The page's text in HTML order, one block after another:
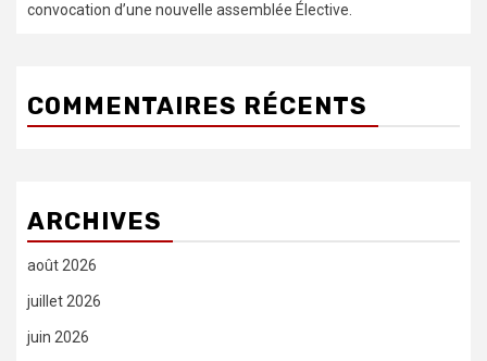
convocation d’une nouvelle assemblée Élective.
COMMENTAIRES RÉCENTS
ARCHIVES
août 2026
juillet 2026
juin 2026